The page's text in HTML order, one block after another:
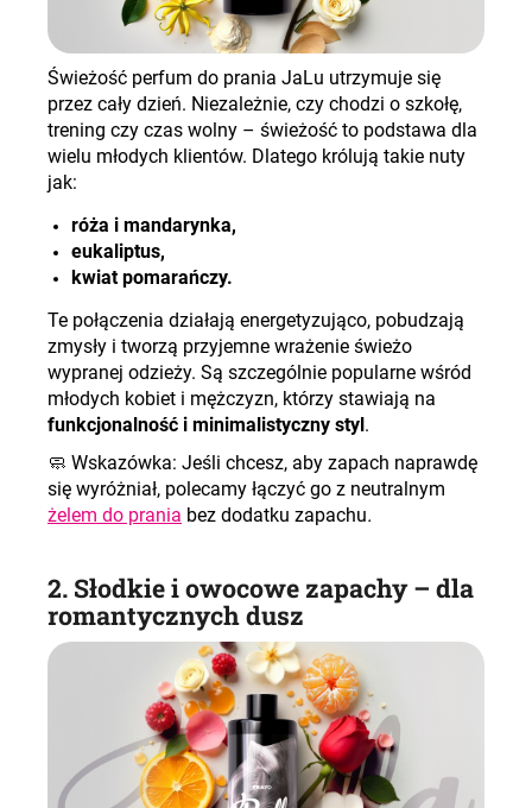
Świeżość perfum do prania JaLu utrzymuje się
przez cały dzień. Niezależnie, czy chodzi o szkołę,
trening czy czas wolny – świeżość to podstawa dla
wielu młodych klientów. Dlatego królują takie nuty
jak:
róża i mandarynka,
eukaliptus,
kwiat pomarańczy.
Te połączenia działają energetyzująco, pobudzają
zmysły i tworzą przyjemne wrażenie świeżo
wypranej odzieży. Są szczególnie popularne wśród
młodych kobiet i mężczyzn, którzy stawiają na
funkcjonalność i minimalistyczny styl.
🧼 Wskazówka: Jeśli chcesz, aby zapach naprawdę
się wyróżniał, polecamy łączyć go z neutralnym
żelem do prania bez dodatku zapachu.
2. Słodkie i owocowe zapachy – dla
romantycznych dusz